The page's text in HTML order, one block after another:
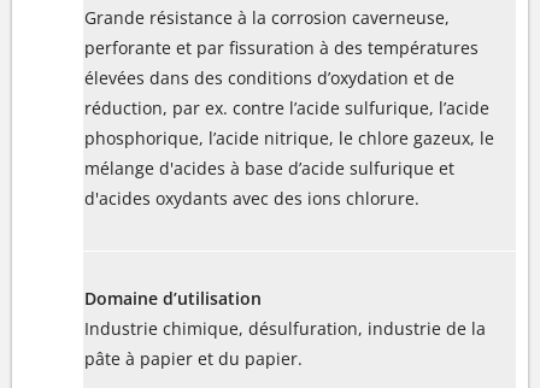
Grande résistance à la corrosion caverneuse,
perforante et par fissuration à des températures
élevées dans des conditions d’oxydation et de
réduction, par ex. contre l’acide sulfurique, l’acide
phosphorique, l’acide nitrique, le chlore gazeux, le
mélange d'acides à base d’acide sulfurique et
d'acides oxydants avec des ions chlorure.
Domaine d’utilisation
Industrie chimique, désulfuration, industrie de la
pâte à papier et du papier.